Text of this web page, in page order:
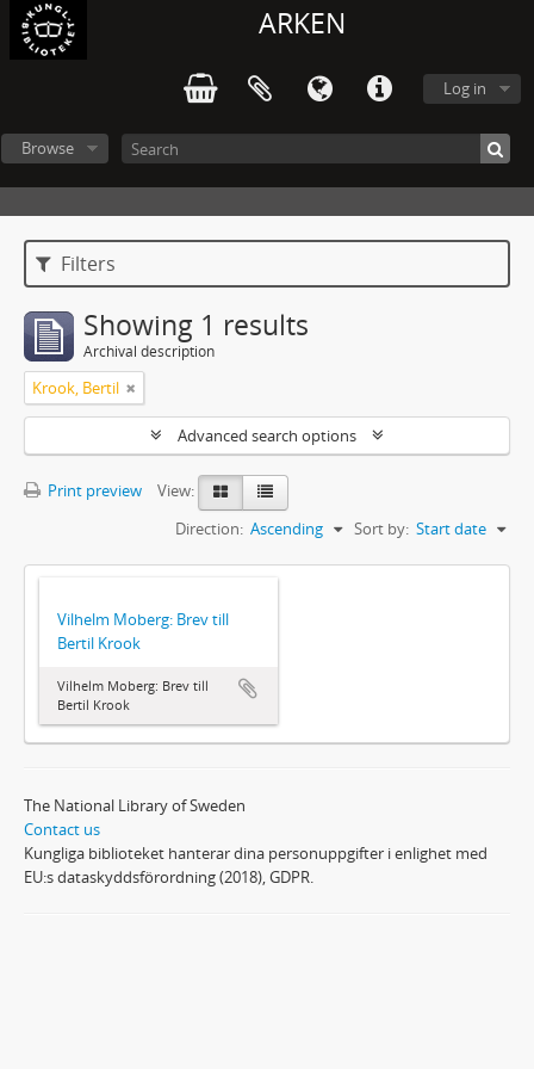
ARKEN
Log in
Browse
Filters
Showing 1 results
Archival description
Krook, Bertil
Advanced search options
Print preview
View:
Sort by: Start date
Direction: Ascending
Vilhelm Moberg: Brev till
Bertil Krook
Vilhelm Moberg: Brev till
Bertil Krook
The National Library of Sweden
Contact us
Kungliga biblioteket hanterar dina personuppgifter i enlighet med
EU:s dataskyddsförordning (2018), GDPR.